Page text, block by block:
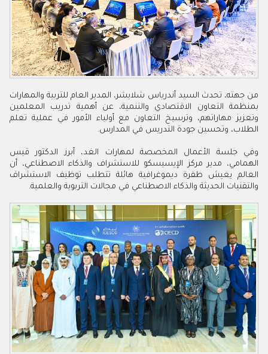
من جهته، تحدث السيد أندرياس شلايشر، المدير العام للتربية والمهارات
بمنظمة التعاون الاقتصادي والتنمية، عن أهمية تدريب المعلمين
وتعزيز مهاراتهم، وترسيخ التعاون مع أولياء الأمور في عملية تعلم
الطلاب، وتحسين جودة التدريس في المدارس.
وفي جلسة الأعمال المخصصة لمهارات الغد، أبرز الدكتور قيس
الهمامي، مدير مركز الإيسيسكو للاستشراف والذكاء الاصطناعي، أن
العالم يعيش طفرة ديموغرافية هائلة تتطلب توظيف الاستشراف
والتقنيات الحديثة والذكاء الاصطناعي في مجالات التربوية والعلمية.